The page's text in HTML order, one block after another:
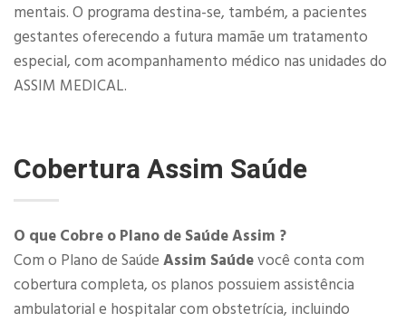
mentais. O programa destina-se, também, a pacientes
gestantes oferecendo a futura mamãe um tratamento
especial, com acompanhamento médico nas unidades do
ASSIM MEDICAL.
CoberturaAssim Saúde
O que Cobre o Plano de Saúde Assim ?
Com o Plano de Saúde Assim Saúdevocê conta com
cobertura completa, os planos possuiem assistência
ambulatorial e hospitalar com obstetrícia, incluindo